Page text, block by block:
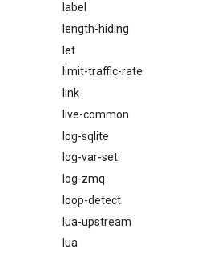
label
length-hiding
let
limit-traffic-rate
link
live-common
log-sqlite
log-var-set
log-zmq
loop-detect
lua-upstream
lua